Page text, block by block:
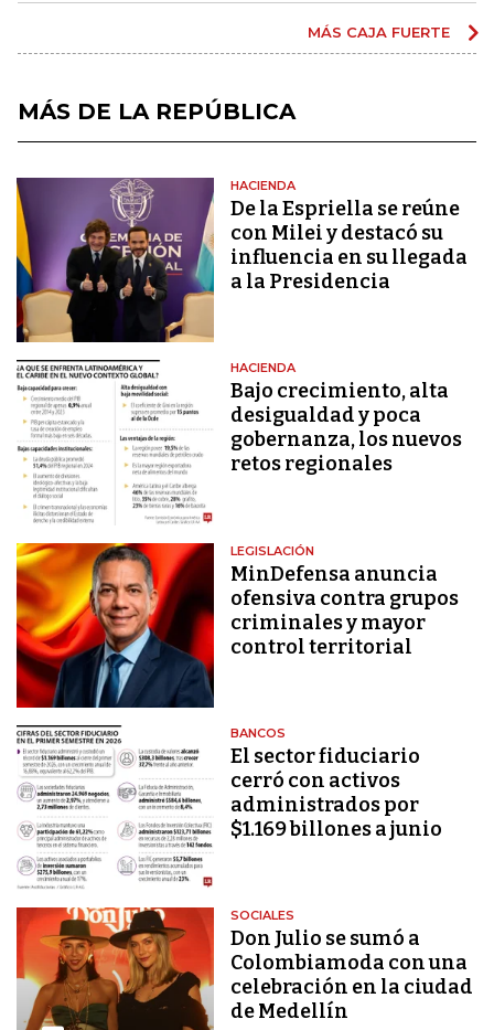
MÁS CAJA FUERTE
MÁS DE LA REPÚBLICA
HACIENDA
De la Espriella se reúne
con Milei y destacó su
influencia en su llegada
a la Presidencia
HACIENDA
Bajo crecimiento, alta
desigualdad y poca
gobernanza, los nuevos
retos regionales
LEGISLACIÓN
MinDefensa anuncia
ofensiva contra grupos
criminales y mayor
control territorial
BANCOS
El sector fiduciario
cerró con activos
administrados por
$1.169 billones a junio
SOCIALES
Don Julio se sumó a
Colombiamoda con una
celebración en la ciudad
de Medellín